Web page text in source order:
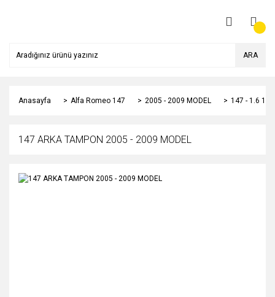
ARA
Anasayfa Alfa Romeo 147 2005 - 2009 MODEL 147 - 1.6
147 ARKA TAMPON 2005 - 2009 MODEL